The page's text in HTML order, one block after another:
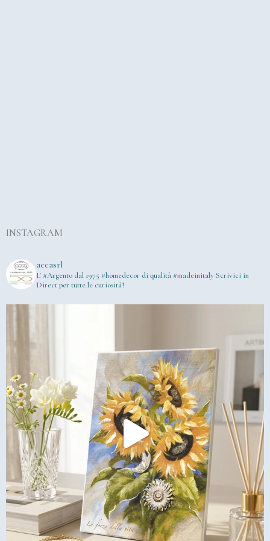
INSTAGRAM
accasrl
L' #Argento dal 1975 #homedecor di qualità #madeinitaly Scrivici in
Direct per tutte le curiosità!